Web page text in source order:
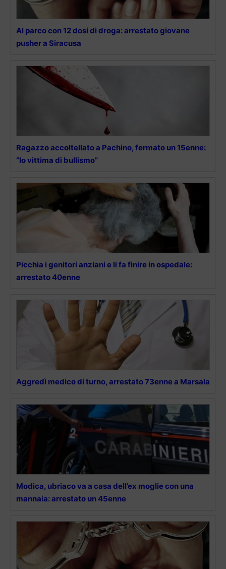
Al parco con 12 dosi di droga: arrestato giovane
pusher a Siracusa
Ragazzo accoltellato a Pachino, fermato un 15enne:
“Io vittima di bullismo”
Picchia i genitori anziani e li fa finire in ospedale:
arrestato 40enne
Aggredì medico di turno, arrestato 73enne a Marsala
Modica, ubriaco va a casa dell’ex moglie con una
mannaia: arrestato un 45enne